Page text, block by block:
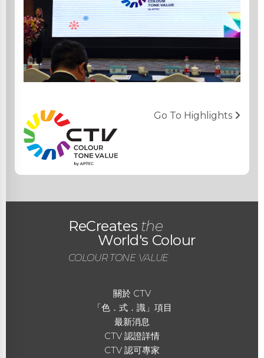
Go To Highlights
ReCreates the
World's Colour
COLOUR TONE VALUE
關於 CTV
「色．式．識」項目
最新消息
CTV 認證詳情
CTV 認可專家